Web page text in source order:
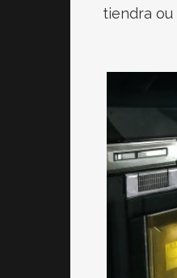
tiendra ou